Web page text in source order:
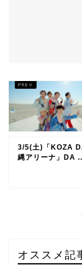
3/5(土)「KOZA
縄アリーナ」DA
オススメ記